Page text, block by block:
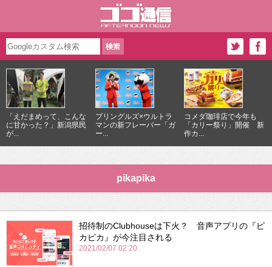
「えだまめって、こんな
に甘かった？」新潟県民
が...
プリングルズ×ウルトラ
マンの新フレーバー「ガ
ー...
コメダ珈琲店で今年も
「カリー祭り」開催 新
作カ...
pikapika
招待制のClubhouseは下火？ 音声アプリの『ピ
カピカ』が今注目される
2021/02/07 02:20